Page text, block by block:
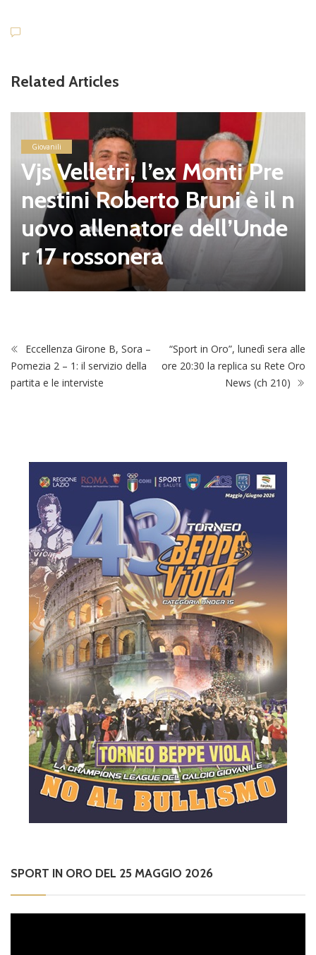
Related Articles
Giovanili
Vjs Velletri, l’ex Monti Pre
nestini Roberto Bruni è il n
uovo allenatore dell’Unde
r 17 rossonera
Eccellenza Girone B, Sora –
Pomezia 2 – 1: il servizio della
partita e le interviste
“Sport in Oro”, lunedì sera alle
ore 20:30 la replica su Rete Oro
News (ch 210)
SPORT IN ORO DEL 25 MAGGIO 2026